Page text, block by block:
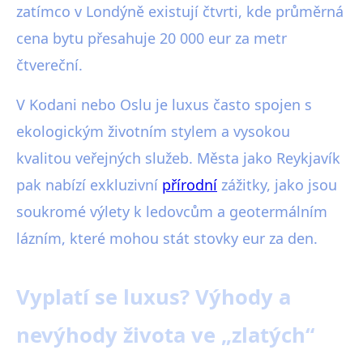
zatímco v Londýně existují čtvrti, kde průměrná
cena bytu přesahuje 20 000 eur za metr
čtvereční.
V Kodani nebo Oslu je luxus často spojen s
ekologickým životním stylem a vysokou
kvalitou veřejných služeb. Města jako Reykjavík
pak nabízí exkluzivní přírodní zážitky, jako jsou
soukromé výlety k ledovcům a geotermálním
lázním, které mohou stát stovky eur za den.
Vyplatí se luxus? Výhody a
nevýhody života ve „zlatých“